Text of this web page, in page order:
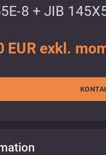
8 + JIB
EUR exkl.